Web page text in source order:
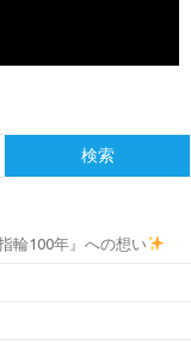
検索
輪100年』への想い